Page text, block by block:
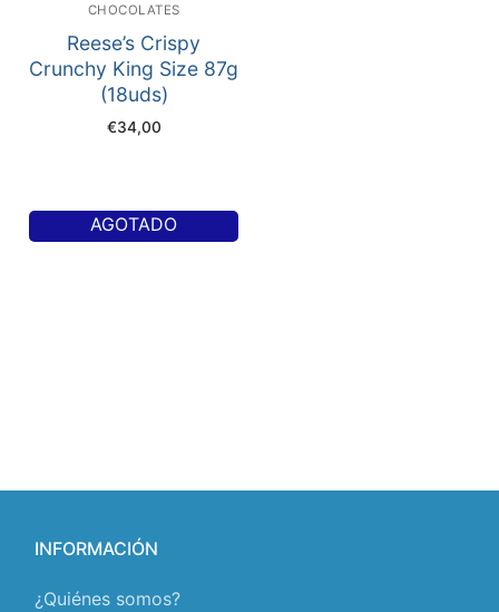
CHOCOLATES
Reese’s Crispy
Crunchy King Size 87g
(18uds)
€34,00
AGOTADO
INFORMACIÓN
¿Quiénes somos?